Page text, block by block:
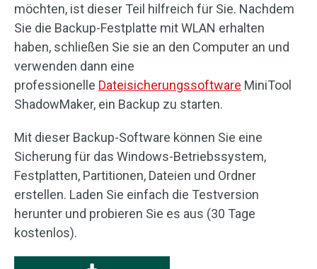
möchten, ist dieser Teil hilfreich für Sie. Nachdem
Sie die Backup-Festplatte mit WLAN erhalten
haben, schließen Sie sie an den Computer an und
verwenden dann eine
professionelle Dateisicherungssoftware MiniTool
ShadowMaker, ein Backup zu starten.
Mit dieser Backup-Software können Sie eine
Sicherung für das Windows-Betriebssystem,
Festplatten, Partitionen, Dateien und Ordner
erstellen. Laden Sie einfach die Testversion
herunter und probieren Sie es aus (30 Tage
kostenlos).